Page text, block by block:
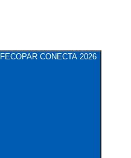
CONECTA 2026